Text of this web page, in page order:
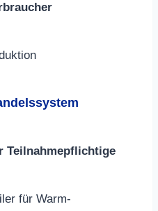
Teilnahmepflichtige